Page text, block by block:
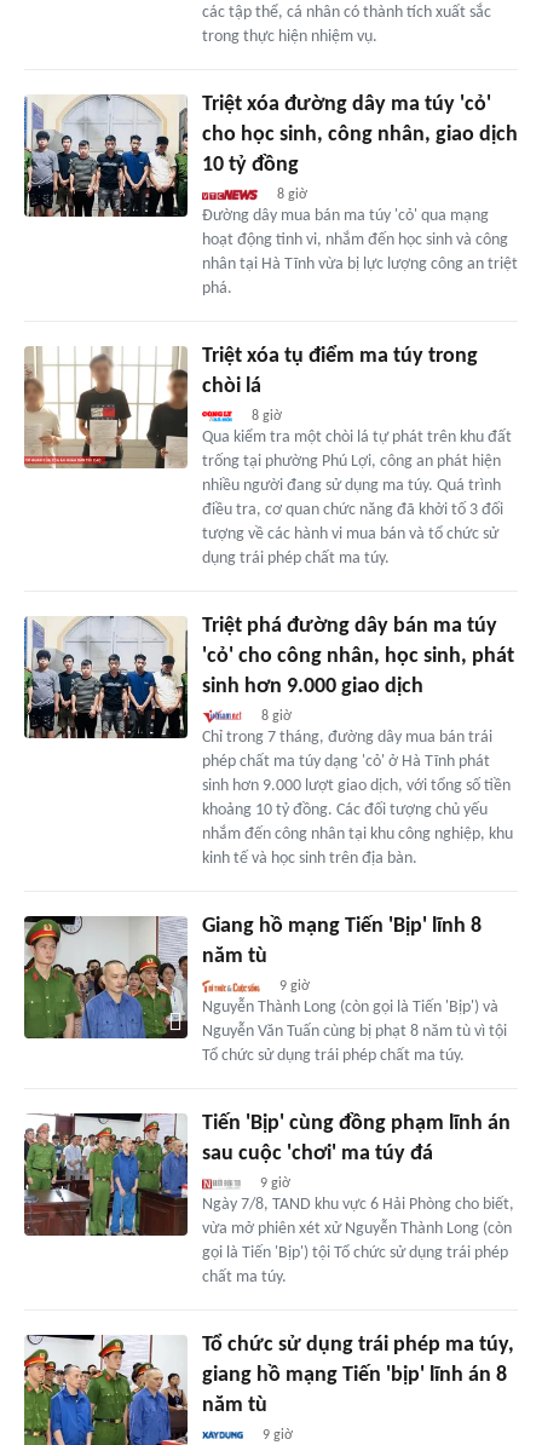
các tập thể, cá nhân có thành tích xuất sắc
trong thực hiện nhiệm vụ.
Triệt xóa đường dây ma túy 'cỏ'
cho học sinh, công nhân, giao dịch
10 tỷ đồng
8 giờ
Đường dây mua bán ma túy 'cỏ' qua mạng
hoạt động tinh vi, nhắm đến học sinh và công
nhân tại Hà Tĩnh vừa bị lực lượng công an triệt
phá.
Triệt xóa tụ điểm ma túy trong
chòi lá
8 giờ
Qua kiểm tra một chòi lá tự phát trên khu đất
trống tại phường Phú Lợi, công an phát hiện
nhiều người đang sử dụng ma túy. Quá trình
điều tra, cơ quan chức năng đã khởi tố 3 đối
tượng về các hành vi mua bán và tổ chức sử
dụng trái phép chất ma túy.
Triệt phá đường dây bán ma túy
'cỏ' cho công nhân, học sinh, phát
sinh hơn 9.000 giao dịch
8 giờ
Chỉ trong 7 tháng, đường dây mua bán trái
phép chất ma túy dạng 'cỏ' ở Hà Tĩnh phát
sinh hơn 9.000 lượt giao dịch, với tổng số tiền
khoảng 10 tỷ đồng. Các đối tượng chủ yếu
nhắm đến công nhân tại khu công nghiệp, khu
kinh tế và học sinh trên địa bàn.
Giang hồ mạng Tiến 'Bịp' lĩnh 8
năm tù
9 giờ
Nguyễn Thành Long (còn gọi là Tiến 'Bịp') và
Nguyễn Văn Tuấn cùng bị phạt 8 năm tù vì tội
Tổ chức sử dụng trái phép chất ma túy.
Tiến 'Bịp' cùng đồng phạm lĩnh án
sau cuộc 'chơi' ma túy đá
9 giờ
Ngày 7/8, TAND khu vực 6 Hải Phòng cho biết,
vừa mở phiên xét xử Nguyễn Thành Long (còn
gọi là Tiến 'Bịp') tội Tổ chức sử dụng trái phép
chất ma túy.
Tổ chức sử dụng trái phép ma túy,
giang hồ mạng Tiến 'bịp' lĩnh án 8
năm tù
9 giờ